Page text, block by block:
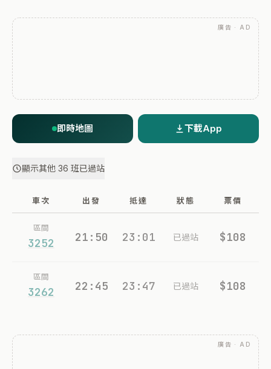
廣告 · AD
即時地圖 下載App
顯示其他 36 班已過站
車次 出發 抵達 狀態 票價
區間
3252 21:50 23:01 已過站 $108
區間
3262 22:45 23:47 已過站 $108
廣告 · AD